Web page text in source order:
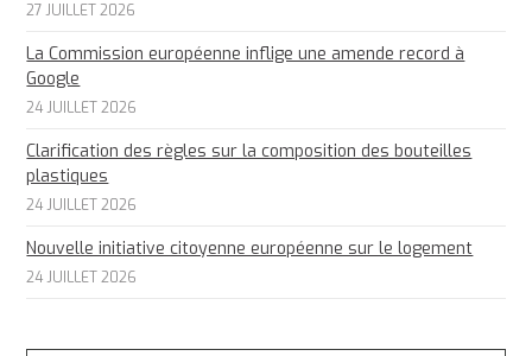
27 JUILLET 2026
La Commission européenne inflige une amende record à
Google
24 JUILLET 2026
Clarification des règles sur la composition des bouteilles
plastiques
24 JUILLET 2026
Nouvelle initiative citoyenne européenne sur le logement
24 JUILLET 2026